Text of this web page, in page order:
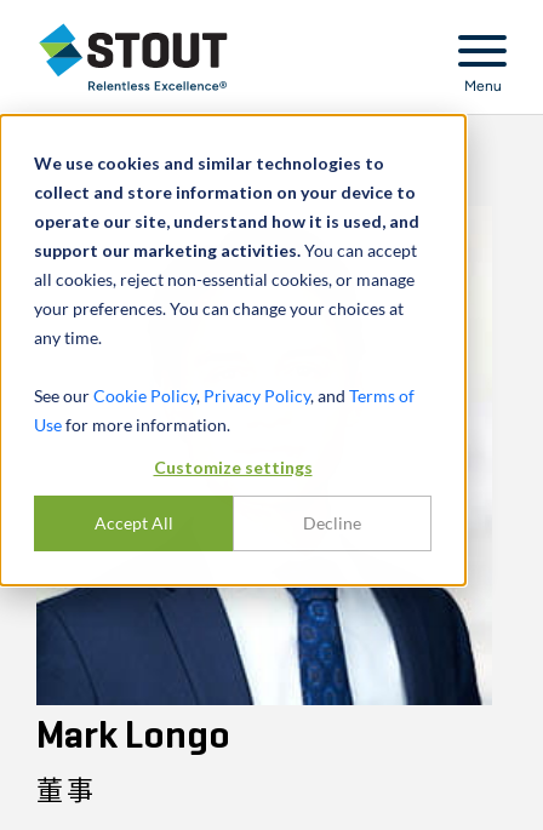
We use cookies and similar technologies to
collect and store information on your device to
operate our site, understand how it is used, and
support our marketing activities.You can accept
all cookies, reject non-essential cookies, or manage
your preferences. You can change your choices at
any time.
See ourCookie Policy, Privacy Policy, and Terms of
Usefor more information.
Customize settings
Accept All Decline
Stout Relentless Excellence
Menu
Mark Longo
董事